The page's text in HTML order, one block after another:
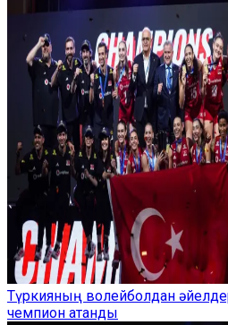
Түркияның волейболдан
чемпион атанды